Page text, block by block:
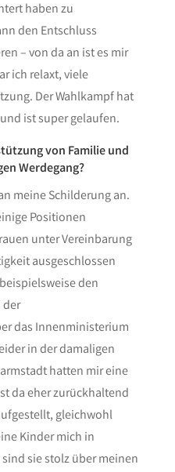
haben zu
den Entschluss
– von da an ist es mir
ich relaxt, viele
Der Wahlkampf hat
ist super gelaufen.
von Familie und
Werdegang?
meine Schilderung an.
Positionen
unter Vereinbarung
ausgeschlossen
den
der
das Innenministerium
in der damaligen
hatten mir eine
da eher zurückhaltend
gleichwohl
Kinder mich in
sie stolz über meinen